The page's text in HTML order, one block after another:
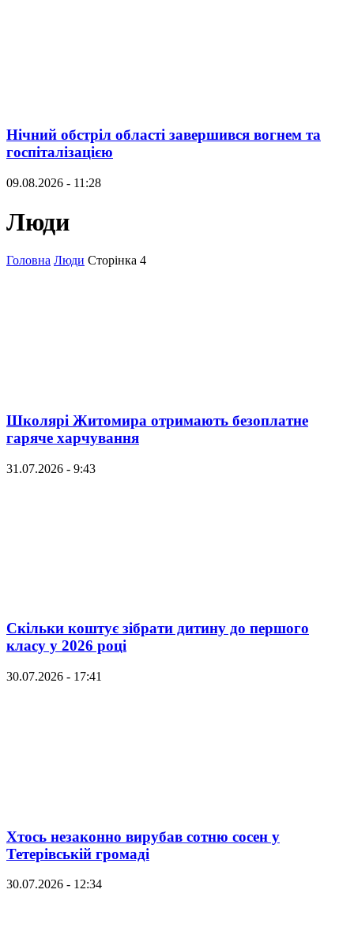
Нічний обстріл області завершився вогнем та
госпіталізацією
09.08.2026 - 11:28
Люди
Головна Люди Сторінка 4
Школярі Житомира отримають безоплатне
гаряче харчування
31.07.2026 - 9:43
Скільки коштує зібрати дитину до першого
класу у 2026 році
30.07.2026 - 17:41
Хтось незаконно вирубав сотню сосен у
Тетерівській громаді
30.07.2026 - 12:34